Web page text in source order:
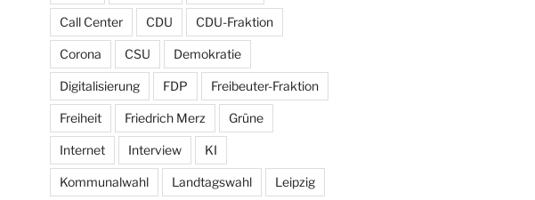
Call Center CDU CDU-Fraktion
Corona CSU Demokratie
Digitalisierung FDP Freibeuter-Fraktion
Freiheit Friedrich Merz Grüne
Internet Interview KI
Kommunalwahl Landtagswahl Leipzig